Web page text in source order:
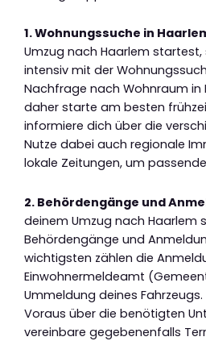
1. Wohnungssuche in
Umzug nach Haarlem
intensiv mit der
Nachfrage nach Wohnraum in
daher starte am besten
informiere dich über die
Nutze dabei auch regionale
lokale Zeitungen, um
2. Behördengänge und
deinem Umzug nach Haarlem
Behördengänge und
wichtigsten zählen die
Einwohnermeldeamt
Ummeldung deines
Voraus über die benötigten
vereinbare gegebenenfalls